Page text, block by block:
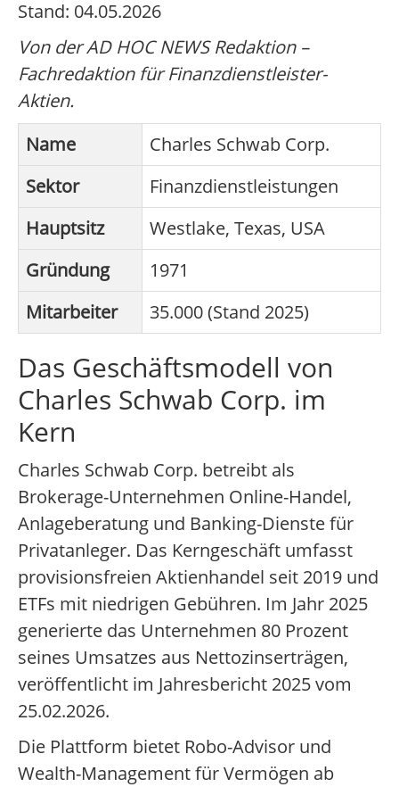
Stand: 04.05.2026
Von der AD HOC NEWS Redaktion –
Fachredaktion für Finanzdienstleister-
Aktien.
Name
Charles Schwab Corp.
Sektor
Finanzdienstleistungen
Hauptsitz
Westlake, Texas, USA
Gründung
1971
Mitarbeiter
35.000 (Stand 2025)
Das Geschäftsmodell von
Charles Schwab Corp. im
Kern
Charles Schwab Corp. betreibt als
Brokerage-Unternehmen Online-Handel,
Anlageberatung und Banking-Dienste für
Privatanleger. Das Kerngeschäft umfasst
provisionsfreien Aktienhandel seit 2019 und
ETFs mit niedrigen Gebühren. Im Jahr 2025
generierte das Unternehmen 80 Prozent
seines Umsatzes aus Nettozinserträgen,
veröffentlicht im Jahresbericht 2025 vom
25.02.2026.
Die Plattform bietet Robo-Advisor und
Wealth-Management für Vermögen ab